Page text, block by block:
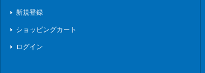
新規登録
ショッピングカート
ログイン